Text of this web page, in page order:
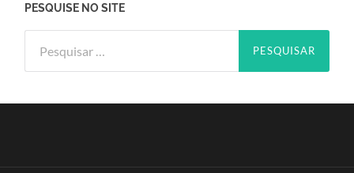
PESQUISE NO SITE
por: